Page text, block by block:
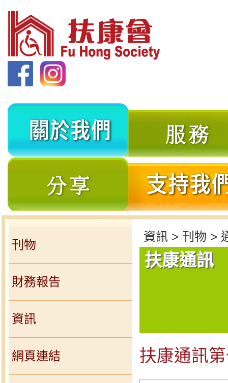
關
我
分
刊物
財務報告
資訊
網頁連結
資訊 > 刊物 >
扶康通訊
扶康通訊